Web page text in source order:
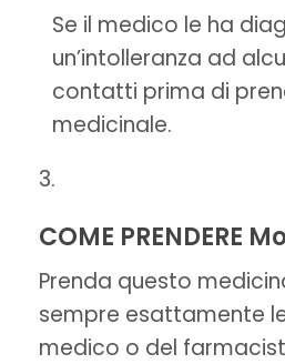
Se il medico le ha
un’intolleranza ad
contatti prima di
medicinale.
COME PRENDERE
Prenda questo
sempre esattamente
medico o del